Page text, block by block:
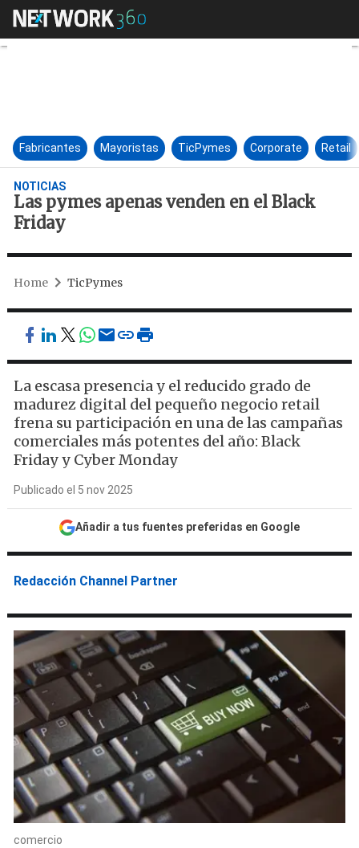
Las pymes apenas venden
Fabricantes Mayoristas TicPymes Corporate Retail
NOTICIAS
Las pymes apenas venden en el Black
Friday
Home TicPymes
La escasa presencia y el reducido grado de
madurez digital del pequeño negocio retail
frena su participación en una de las campañas
comerciales más potentes del año: Black
Friday y Cyber Monday
Publicado el 5 nov 2025
Añadir a tus fuentes preferidas en Google
Redacción Channel Partner
comercio